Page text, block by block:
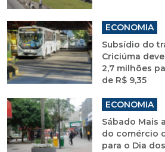
ECONOMIA
Subsídio do
Criciúma
2,7 milhões
de R$ 9,35
ECONOMIA
Sábado Mais
do comércio
para o Dia